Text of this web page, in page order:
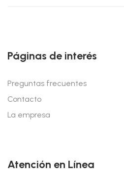
Páginas de interés
Preguntas frecuentes
Contacto
La empresa
Atención en Línea